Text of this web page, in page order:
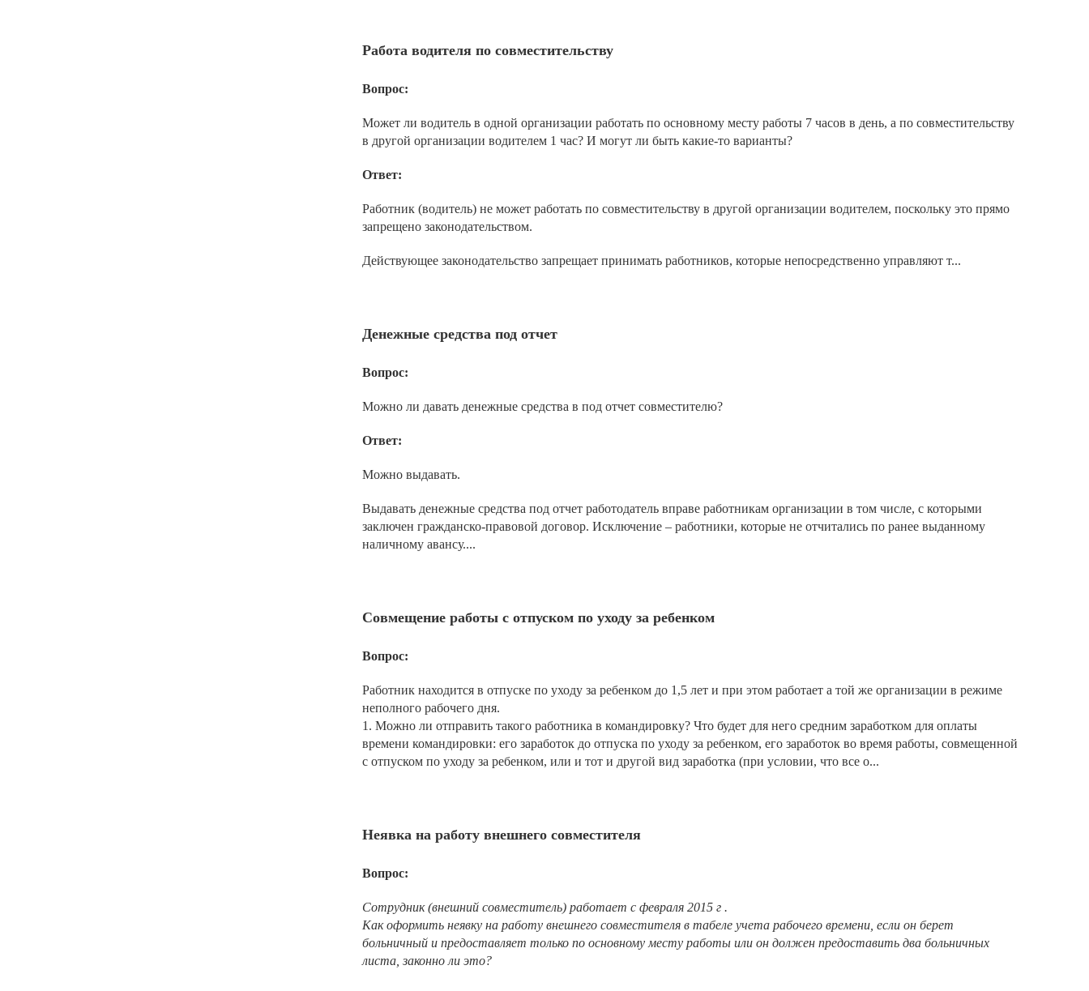
Работа водителя по совместительству
Вопрос:
Может ли водитель в одной организации работать по основному месту работы 7 часов в день, а по совместительству
в другой организации водителем 1 час? И могут ли быть какие-то варианты?
Ответ:
Работник (водитель) не может работать по совместительству в другой организации водителем, поскольку это прямо
запрещено законодательством.
Действующее законодательство запрещает принимать работников, которые непосредственно управляют т...
Денежные средства под отчет
Вопрос:
Можно ли давать денежные средства в под отчет совместителю?
Ответ:
Можно выдавать.
Выдавать денежные средства под отчет работодатель вправе работникам организации в том числе, с которыми
заключен гражданско-правовой договор. Исключение – работники, которые не отчитались по ранее выданному
наличному авансу....
Совмещение работы с отпуском по уходу за ребенком
Вопрос:
Работник находится в отпуске по уходу за ребенком до 1,5 лет и при этом работает а той же организации в режиме
неполного рабочего дня.
1. Можно ли отправить такого работника в командировку? Что будет для него средним заработком для оплаты
времени командировки: его заработок до отпуска по уходу за ребенком, его заработок во время работы, совмещенной
с отпуском по уходу за ребенком, или и тот и другой вид заработка (при условии, что все о...
Неявка на работу внешнего совместителя
Вопрос:
Сотрудник (внешний совместитель) работает с февраля 2015 г .
Как оформить неявку на работу внешнего совместителя в табеле учета рабочего времени, если он берет
больничный и предоставляет только по основному месту работы или он должен предоставить два больничных
листа, законно ли это?